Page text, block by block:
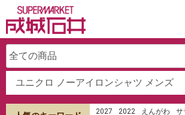
2027 2022 えんがわ サ